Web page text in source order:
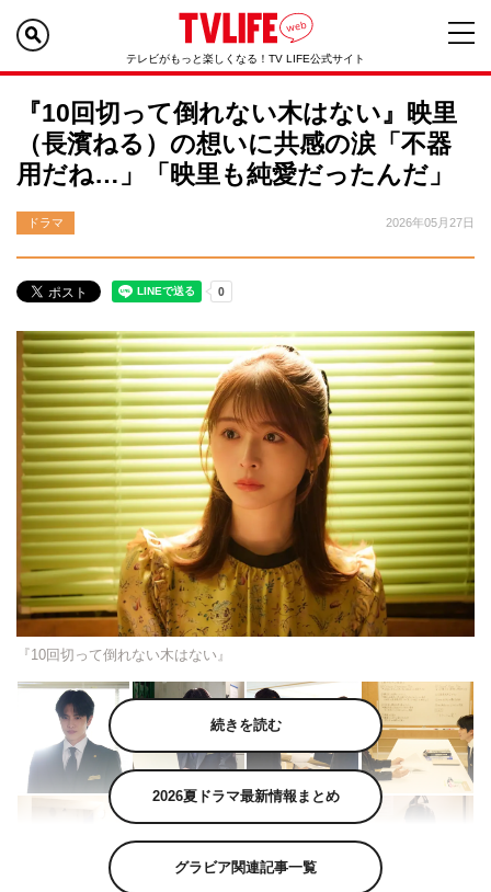
テレビがもっと楽しくなる！TV LIFE公式サイト
『10回切って倒れない木はない』映里
（長濱ねる）の想いに共感の涙「不器
用だね…」「映里も純愛だったんだ」
ドラマ 2026年05月27日
『10回切って倒れない木はない』
続きを読む
2026夏ドラマ最新情報まとめ
グラビア関連記事一覧